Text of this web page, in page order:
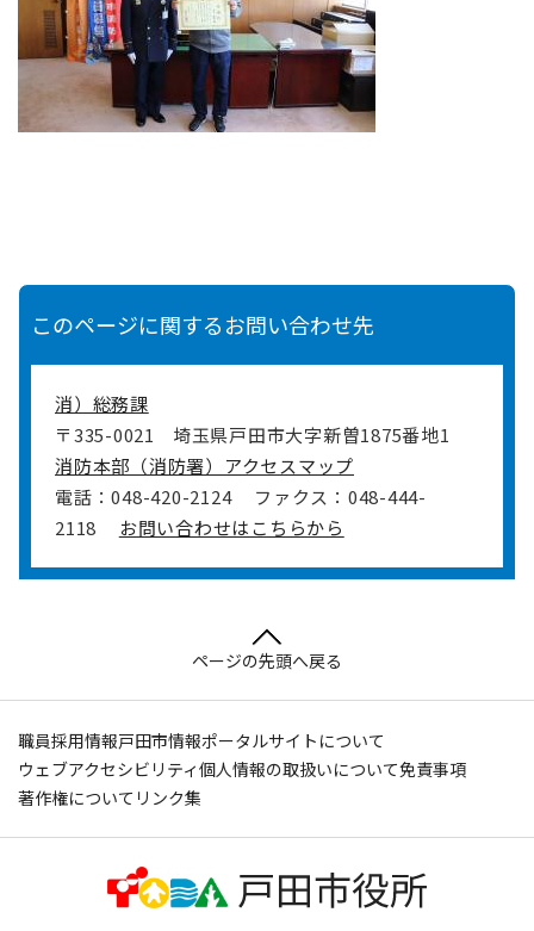
このページに関するお問い合わせ先
消）総務課
〒335-0021
埼玉県戸田市大字新曽1875番地1
消防本部（消防署）アクセスマップ
電話：048-420-2124
ファクス：048-444-
2118
お問い合わせはこちらから
ページの先頭へ戻る
職員採用情報戸田市情報ポータルサイトについて
ウェブアクセシビリティ個人情報の取扱いについて免責事項
著作権について リンク集